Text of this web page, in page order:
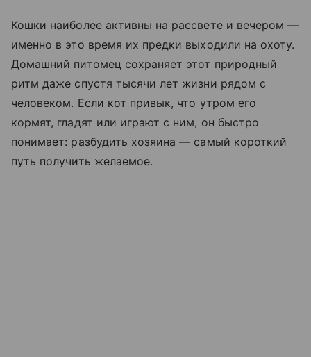
Кошки наиболее активны на рассвете и вечером —
именно в это время их предки выходили на охоту.
Домашний питомец сохраняет этот природный
ритм даже спустя тысячи лет жизни рядом с
человеком. Если кот привык, что утром его
кормят, гладят или играют с ним, он быстро
понимает: разбудить хозяина — самый короткий
путь получить желаемое.